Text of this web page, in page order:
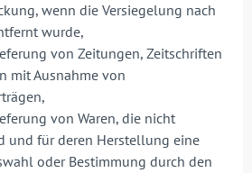
wenn die Versiegelung nach
wurde,
von Zeitungen, Zeitschriften
mit Ausnahme von
von Waren, die nicht
und für deren Herstellung eine
oder Bestimmung durch den